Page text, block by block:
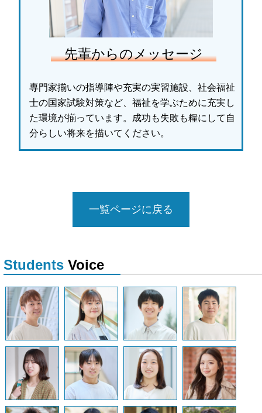
先輩からのメッセージ
専門家揃いの指導陣や充実の実習施設、社会福祉
士の国家試験対策など、福祉を学ぶために充実し
た環境が揃っています。成功も失敗も糧にして自
分らしい将来を描いてください。
一覧ページに戻る
Students Voice